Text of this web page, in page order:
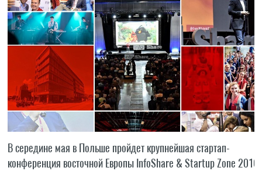
В середине мая в Польше пройдет крупнейшая стартап-
конференция восточной Европы InfoShare & Startup Zone 2016